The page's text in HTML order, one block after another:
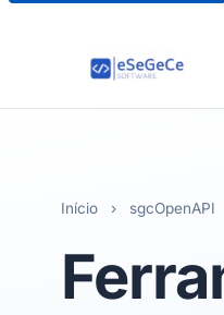
Início › sgcOpenAPI